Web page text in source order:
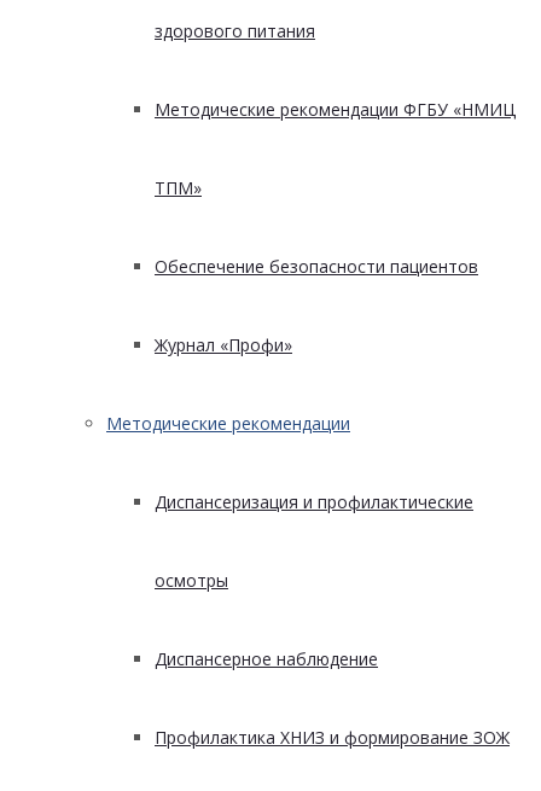
здорового питания
Методические рекомендации ФГБУ «НМИЦ
ТПМ»
Обеспечение безопасности пациентов
Журнал «Профи»
Методические рекомендации
Диспансеризация и профилактические
осмотры
Диспансерное наблюдение
Профилактика ХНИЗ и формирование ЗОЖ